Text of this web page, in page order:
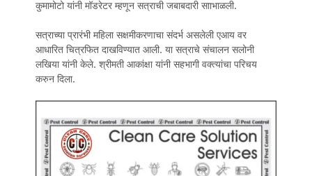
कुमामोटो यांनी मॉडरेटर म्हणून सत्राची जबाबदारी सााभाळली.
सत्राच्या प्रारंभी महिला सक्षमीकरणाचा संदर्भ असलेली एआय वर
आधारित चित्रफित दाखविण्यात आली. या सत्राचे संचालन सलोनी
लखिया यांनी केले. श्रीमती आकांक्षा यांनी सहभागी वक्त्यांचा परिचय
करुन दिला.